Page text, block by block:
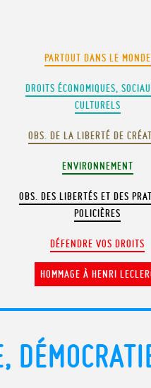
PARTOUT DANS LE MONDE
DROITS ÉCONOMIQUES,
CULTURELS
OBS. DE LA LIBERTÉ DE
ENVIRONNEMENT
OBS. DES LIBERTÉS ET DES
POLICIÈRES
DÉFENDRE VOS DROITS
HOMMAGE À HENRI